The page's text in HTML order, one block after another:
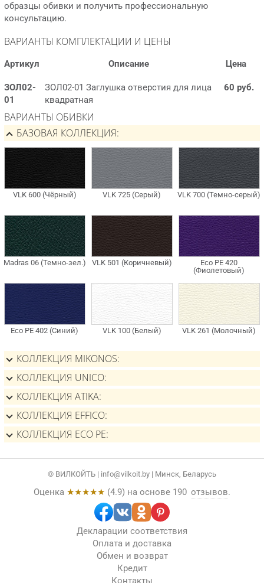
образцы обивки и получить профессиональную
консультацию.
ВАРИАНТЫ КОМПЛЕКТАЦИИ И ЦЕНЫ
Артикул Описание Цена
ЗОЛ02-
01
ЗОЛ02-01 Заглушка отверстия для лица
квадратная
60 руб.
ВАРИАНТЫ ОБИВКИ
БАЗОВАЯ КОЛЛЕКЦИЯ
КОЛЛЕКЦИЯ MIKONOS
КОЛЛЕКЦИЯ UNICO
КОЛЛЕКЦИЯ ATIKA
КОЛЛЕКЦИЯ EFFICO
КОЛЛЕКЦИЯ ECO PE
© ВИЛКОЙТЬ | info@vilkoit.by | Минск, Беларусь
Оценка ★★★★★ (4.9) на основе 190 отзывов.
Декларации соответствия
Оплата и доставка
Обмен и возврат
Кредит
Контакты